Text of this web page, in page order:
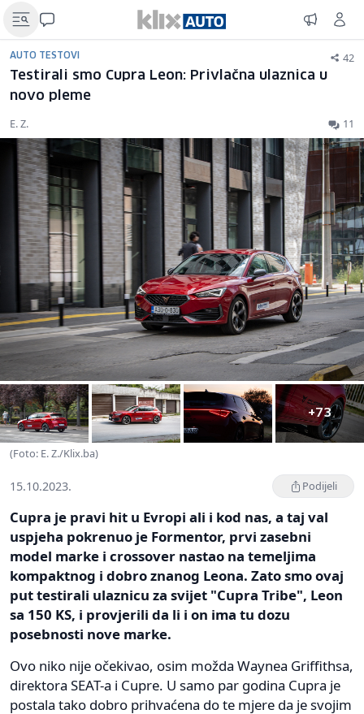
AUTO TESTOVI 42
Testirali smo Cupra Leon: Privlačna ulaznica u
novo pleme
E. Z. 11
+73
(Foto: E. Z./Klix.ba)
15.10.2023. Podijeli
Cupra je pravi hit u Evropi ali i kod nas, a taj val
uspjeha pokrenuo je Formentor, prvi zasebni
model marke i crossover nastao na temeljima
kompaktnog i dobro znanog Leona. Zato smo ovaj
put testirali ulaznicu za svijet "Cupra Tribe", Leon
sa 150 KS, i provjerili da li i on ima tu dozu
posebnosti nove marke.
Ovo niko nije očekivao, osim možda Waynea Griffithsa,
direktora SEAT-a i Cupre. U samo par godina Cupra je
postala tako dobro prihvaćena do te mjere da je svojim